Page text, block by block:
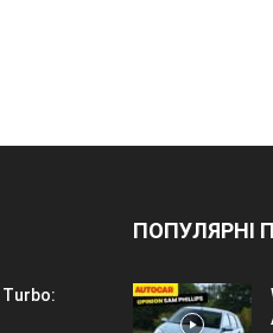
ПОПУЛЯРНІ